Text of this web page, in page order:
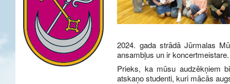
2024. gada strādā Jūrmalas
ansambļus un ir koncertmeistare.
Prieks, ka mūsu audzēkņiem
atskaņo studenti, kuri mācās